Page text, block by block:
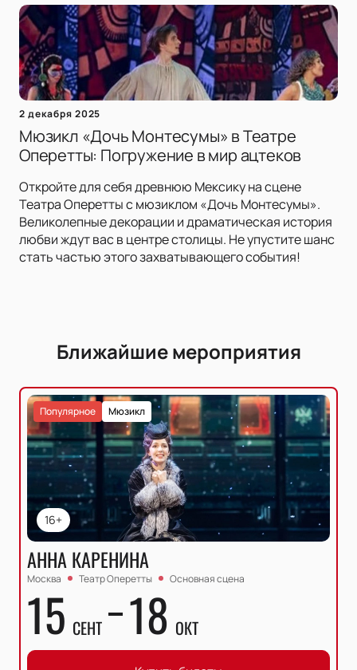
2 декабря 2025
Мюзикл «Дочь Монтесумы» в Театре
Оперетты: Погружение в мир ацтеков
Откройте для себя древнюю Мексику на сцене
Театра Оперетты с мюзиклом «Дочь Монтесумы».
Великолепные декорации и драматическая история
любви ждут вас в центре столицы. Не упустите шанс
стать частью этого захватывающего события!
Ближайшие мероприятия
16+
Мюзикл
Популярное
АННА КАРЕНИНА
Москва Театр Оперетты Основная сцена
15 СЕНТ 18 ОКТ